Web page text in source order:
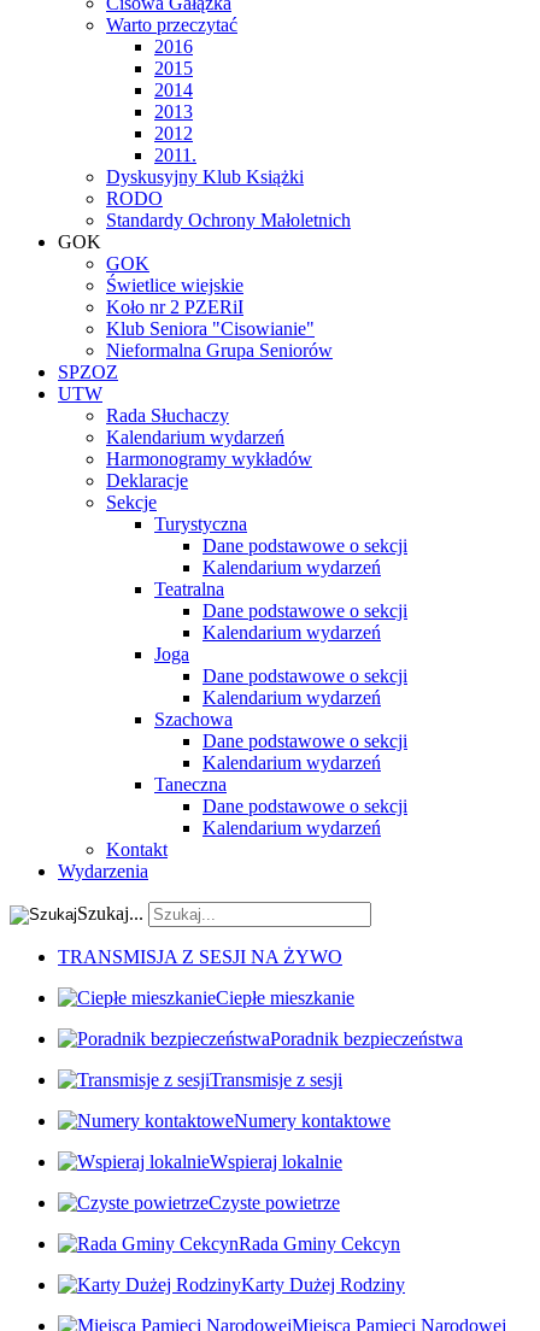
Warto przeczytać
2016
2015
2014
2013
2012
2011.
Dyskusyjny Klub Książki
RODO
Standardy Ochrony Małoletnich
GOK
GOK
Świetlice wiejskie
Koło nr 2 PZERiI
Klub Seniora "Cisowianie"
Nieformalna Grupa Seniorów
SPZOZ
UTW
Rada Słuchaczy
Kalendarium wydarzeń
Harmonogramy wykładów
Deklaracje
Sekcje
Turystyczna
Dane podstawowe o sekcji
Kalendarium wydarzeń
Teatralna
Dane podstawowe o sekcji
Kalendarium wydarzeń
Joga
Dane podstawowe o sekcji
Kalendarium wydarzeń
Szachowa
Dane podstawowe o sekcji
Kalendarium wydarzeń
Taneczna
Dane podstawowe o sekcji
Kalendarium wydarzeń
Kontakt
Wydarzenia
Szukaj...
TRANSMISJA Z SESJI NA ŻYWO
Ciepłe mieszkanie
Poradnik bezpieczeństwa
Transmisje z sesji
Numery kontaktowe
Wspieraj lokalnie
Czyste powietrze
Rada Gminy Cekcyn
Karty Dużej Rodziny
Miejsca Pamięci Narodowej